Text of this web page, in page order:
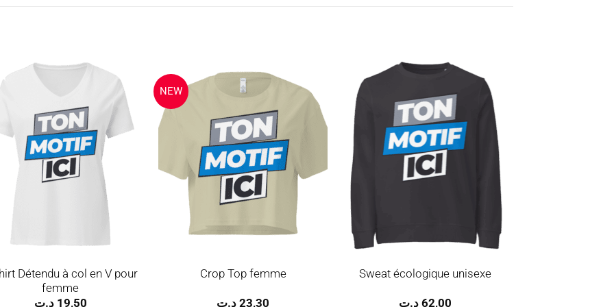
Ajouter
à la
wishlist
Détendu à col en V pour
femme
19,50 د.ت
NEW
Ajouter
Crop Top femme
23,30 د.ت
Ajouter
wishlist
Sweat écologique unisexe
62,00 د.ت